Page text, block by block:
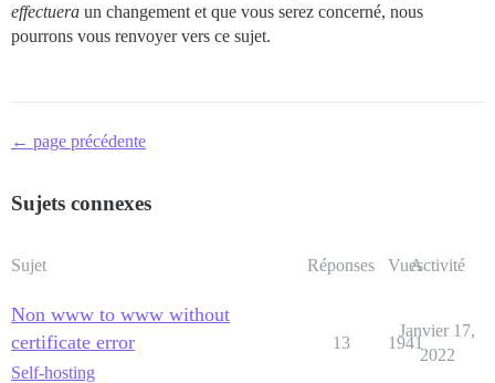
effectuera un changement et que vous serez concerné, nous
pourrons vous renvoyer vers ce sujet.
← page précédente
Sujets connexes
Sujet Réponses VuesActivité
Non www to www without
certificate error
Self-hosting
13 1941
Janvier 17,
2022